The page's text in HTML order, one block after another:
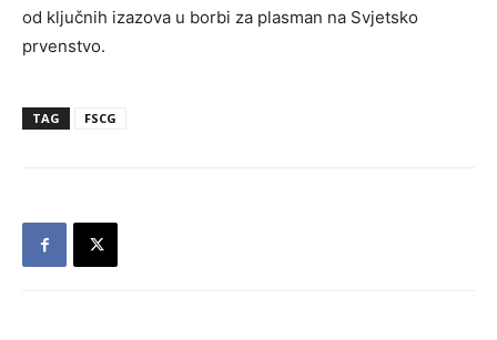
od ključnih izazova u borbi za plasman na Svjetsko
prvenstvo.
TAG FSCG